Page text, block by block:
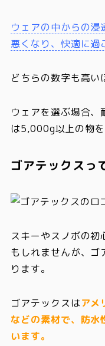
ウェアの中からの浸
悪くなり、快適に過
どちらの数字も高い
ウェアを選ぶ場合、
は5,000g以上の物
ゴアテックスっ
スキーやスノボの
もしれませんが、ゴ
ります。
ゴアテックスはアメ
などの素材で、防水
います。